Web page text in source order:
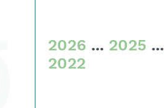
2026 ... 2025 ...
2022